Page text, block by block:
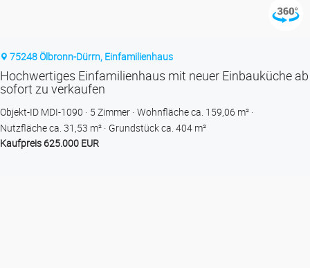
75248 Ölbronn-Dürrn, Einfamilienhaus
Hochwertiges Einfamilienhaus mit neuer Einbauküche ab
sofort zu verkaufen
Objekt-ID MDI-1090 5 Zimmer Wohnfläche ca. 159,06 m²
Nutzfläche ca. 31,53 m²
Grund­stück ca. 404 m²
Kaufpreis 625.000 EUR